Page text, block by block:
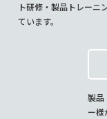
ト研修・製品トレーニ
ています。
製品
ー様